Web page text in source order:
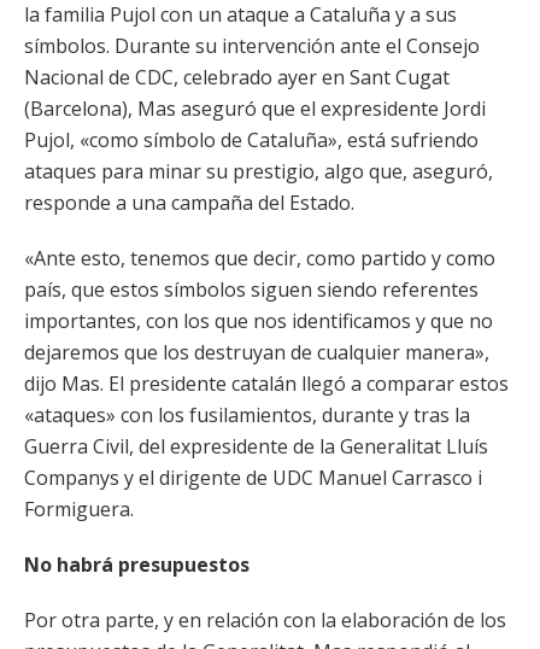
la familia Pujol con un ataque a Cataluña y a sus
símbolos. Durante su intervención ante el Consejo
Nacional de CDC, celebrado ayer en Sant Cugat
(Barcelona), Mas aseguró que el expresidente Jordi
Pujol, «como símbolo de Cataluña», está sufriendo
ataques para minar su prestigio, algo que, aseguró,
responde a una campaña del Estado.
«Ante esto, tenemos que decir, como partido y como
país, que estos símbolos siguen siendo referentes
importantes, con los que nos identificamos y que no
dejaremos que los destruyan de cualquier manera»,
dijo Mas. El presidente catalán llegó a comparar estos
«ataques» con los fusilamientos, durante y tras la
Guerra Civil, del expresidente de la Generalitat Lluís
Companys y el dirigente de UDC Manuel Carrasco i
Formiguera.
No habrá presupuestos
Por otra parte, y en relación con la elaboración de los